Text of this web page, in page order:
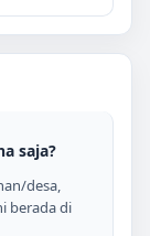
saja?
desa,
berada di